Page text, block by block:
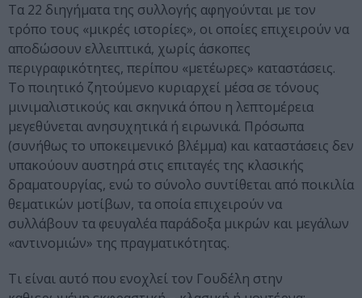
Τα 22 διηγήματα της συλλογής αφηγούνται με τον
τρόπο τους «μικρές ιστορίες», οι οποίες επιχειρούν να
αποδώσουν ελλειπτικά, χωρίς άσκοπες
περιγραφικότητες, περίπου «μετέωρες» καταστάσεις.
Το ποιητικό ζητούμενο κυριαρχεί μέσα σε τόνους
μινιμαλιστικούς και σκηνικά όπου η λεπτομέρεια
μεγεθύνεται ανησυχητικά ή ειρωνικά. Πρόσωπα
(συνήθως το υποκειμενικό βλέμμα) και καταστάσεις δεν
υπακούουν αυστηρά στις επιταγές της κλασικής
δραματουργίας, ενώ το σύνολο συντίθεται από ποικιλία
θεματικών μοτίβων, τα οποία επιχειρούν να
συλλάβουν τα φευγαλέα παράδοξα μικρών και μεγάλων
«αντινομιών» της πραγματικότητας.
Τι είναι αυτό που ενοχλεί τον Γουδέλη στην